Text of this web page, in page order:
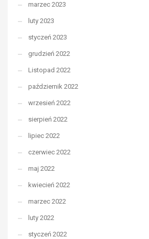
marzec 2023
luty 2023
styczeń 2023
grudzień 2022
Listopad 2022
październik 2022
wrzesień 2022
sierpień 2022
lipiec 2022
czerwiec 2022
maj 2022
kwiecień 2022
marzec 2022
luty 2022
styczeń 2022